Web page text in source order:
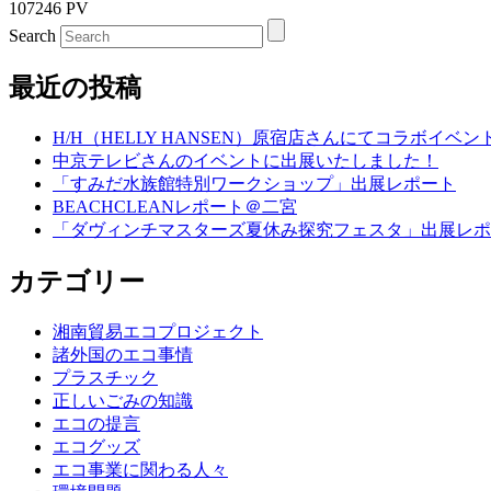
107246 PV
Search
最近の投稿
H/H（HELLY HANSEN）原宿店さんにてコラボイベン
中京テレビさんのイベントに出展いたしました！
「すみだ水族館特別ワークショップ」出展レポート
BEACHCLEANレポート＠二宮
「ダヴィンチマスターズ夏休み探究フェスタ」出展レ
カテゴリー
湘南貿易エコプロジェクト
諸外国のエコ事情
プラスチック
正しいごみの知識
エコの提言
エコグッズ
エコ事業に関わる人々